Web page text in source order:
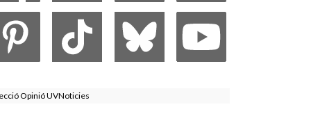
Opinió UVNoticies